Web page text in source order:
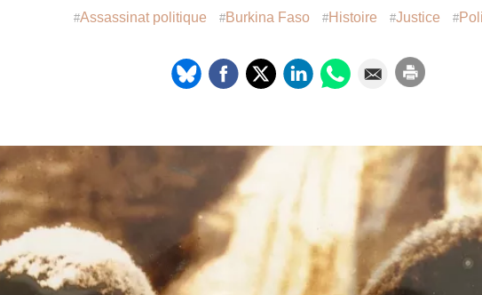
Assassinat politique Burkina Faso Histoire Justice